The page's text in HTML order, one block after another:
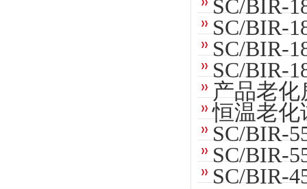
SC/BIR-
SC/BIR-
SC/BIR-
SC/BIR-
产品老化
恒温老化
SC/BIR-
SC/BIR-
SC/BIR-